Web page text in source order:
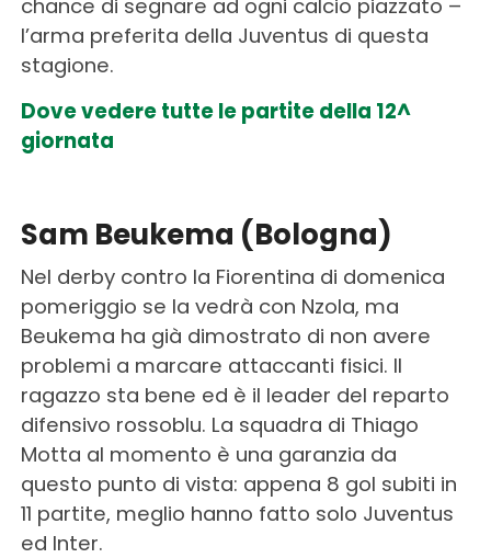
chance di segnare ad ogni calcio piazzato –
l’arma preferita della Juventus di questa
stagione.
Dove vedere tutte le partite della 12^
giornata
Sam Beukema (Bologna)
Nel derby contro la Fiorentina di domenica
pomeriggio se la vedrà con Nzola, ma
Beukema ha già dimostrato di non avere
problemi a marcare attaccanti fisici. Il
ragazzo sta bene ed è il leader del reparto
difensivo rossoblu. La squadra di Thiago
Motta al momento è una garanzia da
questo punto di vista: appena 8 gol subiti in
11 partite, meglio hanno fatto solo Juventus
ed Inter.